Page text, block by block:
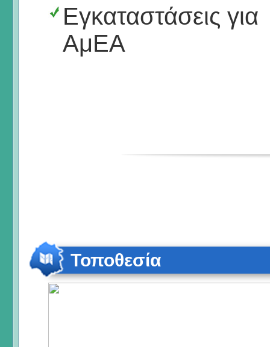
Εγκαταστάσεις για
ΑμΕΑ
Τοποθεσία